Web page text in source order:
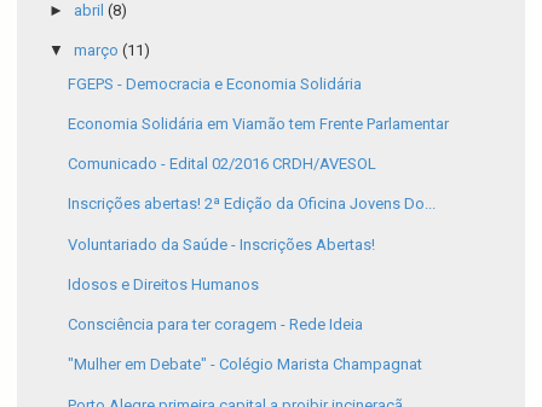
► abril (8)
▼ março (11)
FGEPS - Democracia e Economia Solidária
Economia Solidária em Viamão tem Frente Parlamentar
Comunicado - Edital 02/2016 CRDH/AVESOL
Inscrições abertas! 2ª Edição da Oficina Jovens Do...
Voluntariado da Saúde - Inscrições Abertas!
Idosos e Direitos Humanos
Consciência para ter coragem - Rede Ideia
"Mulher em Debate" - Colégio Marista Champagnat